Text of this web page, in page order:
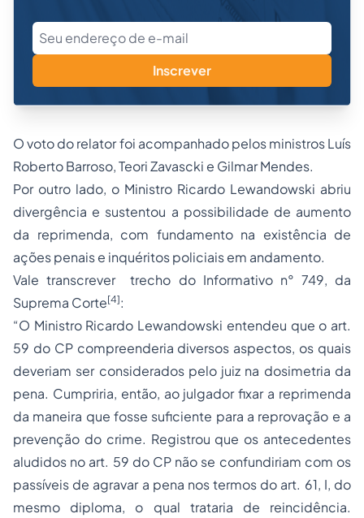
Inscrever
O voto do relator foi acompanhado pelos ministros Luís
Roberto Barroso, Teori Zavascki e Gilmar Mendes.
Por outro lado, o Ministro Ricardo Lewandowski abriu
divergência e sustentou a possibilidade de aumento
da reprimenda, com fundamento na existência de
ações penais e inquéritos policiais em andamento.
Vale transcrever trecho do Informativo n° 749, da
Suprema Corte[4]:
“O Ministro Ricardo Lewandowski entendeu que o art.
59 do CP compreenderia diversos aspectos, os quais
deveriam ser considerados pelo juiz na dosimetria da
pena. Cumpriria, então, ao julgador fixar a reprimenda
da maneira que fosse suficiente para a reprovação e a
prevenção do crime. Registrou que os antecedentes
aludidos no art. 59 do CP não se confundiriam com os
passíveis de agravar a pena nos termos do art. 61, I, do
mesmo diploma, o qual trataria de reincidência.